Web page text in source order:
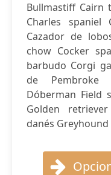
Bullmastiff Cairn
Charles spaniel
Cazador de
chow Cocker
barbudo Corgi
de Pembroke
Dóberman Field
Golden
danés Greyhound